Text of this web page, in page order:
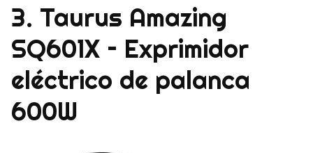
3. Taurus Amazing
SQ601X – Exprimidor
eléctrico de palanca
600W